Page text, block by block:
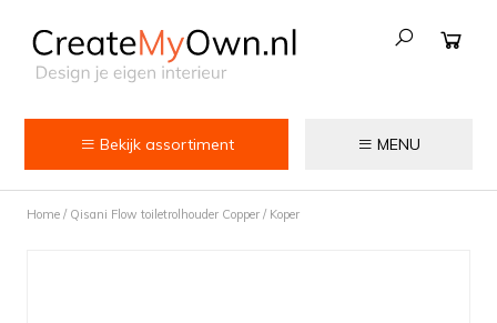
Bekijk assortiment MENU
Home/ Qisani Flow toiletrolhouder Copper / Koper